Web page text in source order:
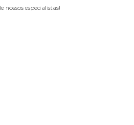
especialistas!